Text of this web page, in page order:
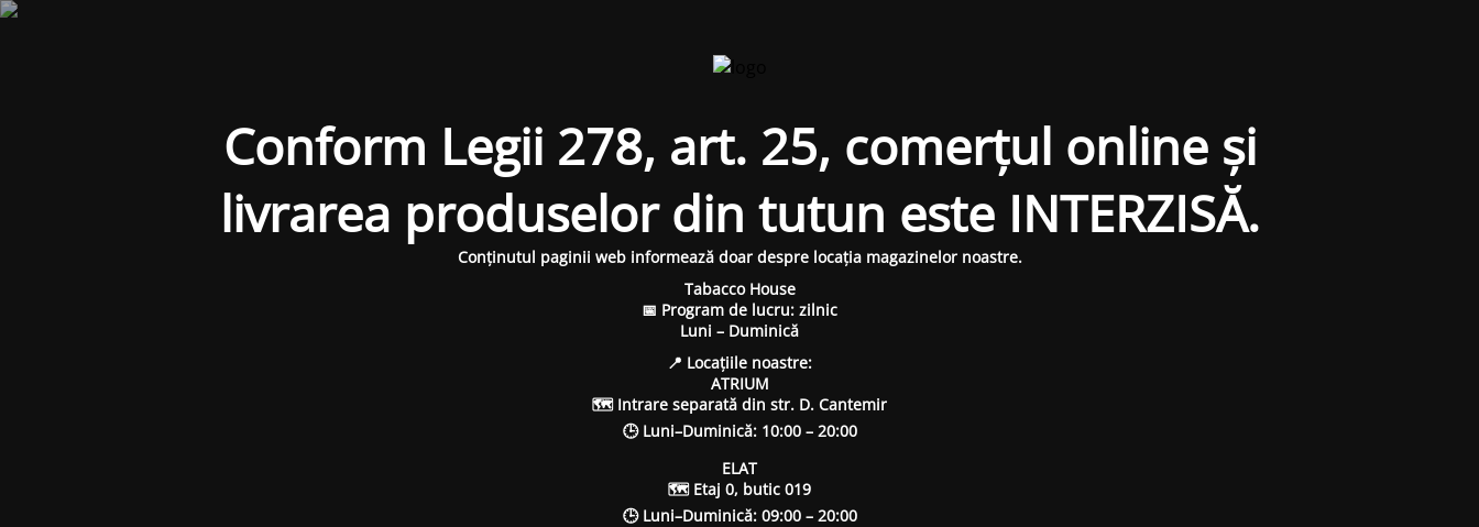
Conform Legii 278, art. 25, comerțul online și
livrarea produselor din tutun este INTERZISĂ.
Conținutul paginii web informează doar despre locația magazinelor noastre.
Tabacco House
📅 Program de lucru: zilnic
Luni – Duminică
📍 Locațiile noastre:
ATRIUM
🗺 Intrare separată din str. D. Cantemir
🕒 Luni–Duminică: 10:00 – 20:00
ELAT
🗺 Etaj 0, butic 019
🕒 Luni–Duminică: 09:00 – 20:00